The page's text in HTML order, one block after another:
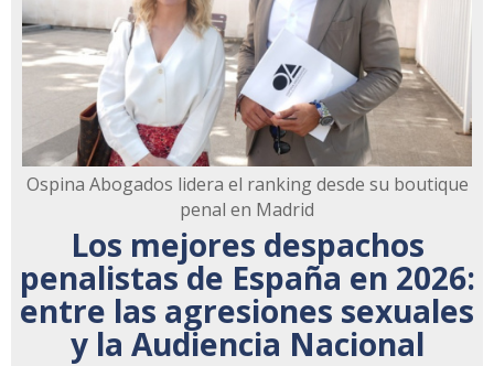
Ospina Abogados lidera el ranking desde su boutique
penal en Madrid
Los mejores despachos
penalistas de España en 2026:
entre las agresiones sexuales
y la Audiencia Nacional